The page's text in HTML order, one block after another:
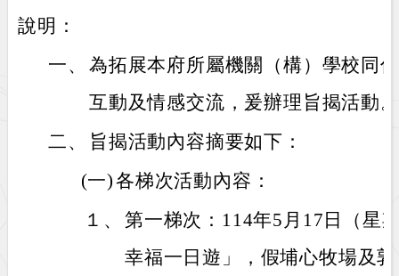
說明：
一、 為拓展本府所屬機關（構）學校同
互動及情感交流，爰辦理旨揭活動。
二、
旨揭活動內容摘要如下：
(一)各梯次活動內容：
１、 第一梯次：114年5月17日（星
幸福一日遊」，假埔心牧場及